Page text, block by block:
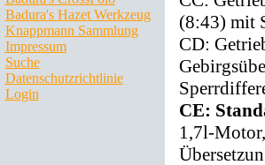
Badura's Hazet Werkzeug
Knappmann Sammlung
Impressum
Suche
Datenschutzrichtlinie
Login
(8:43) mit
CD:
CE:
1,7l-